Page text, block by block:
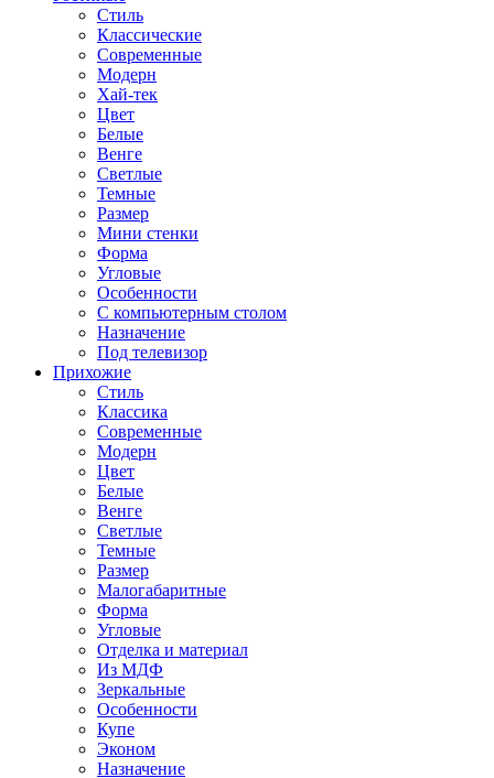
Стиль
Классические
Современные
Модерн
Хай-тек
Цвет
Белые
Венге
Светлые
Темные
Размер
Мини стенки
Форма
Угловые
Особенности
С компьютерным столом
Назначение
Под телевизор
Прихожие
Стиль
Классика
Современные
Модерн
Цвет
Белые
Венге
Светлые
Темные
Размер
Малогабаритные
Форма
Угловые
Отделка и материал
Из МДФ
Зеркальные
Особенности
Купе
Эконом
Назначение